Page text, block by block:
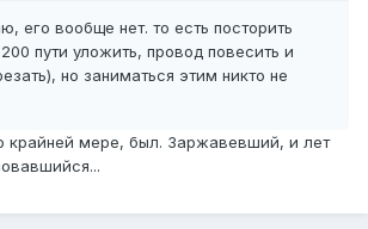
его вообще нет. то есть посторить
пути уложить, провод повесить и
но заниматься этим никто не
крайней мере, был. Заржавевший, и лет